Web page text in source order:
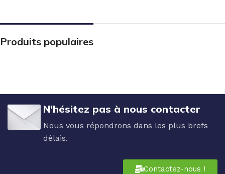
Produits populaires
N'hésitez pas à nous contacter
Nous vous répondrons dans les plus brefs
délais.
Contactez-nous !